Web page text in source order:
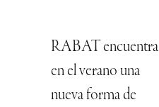
RABAT encuentra
en el verano una
nueva forma de